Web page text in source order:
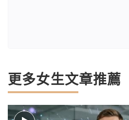
更多女生文章推薦